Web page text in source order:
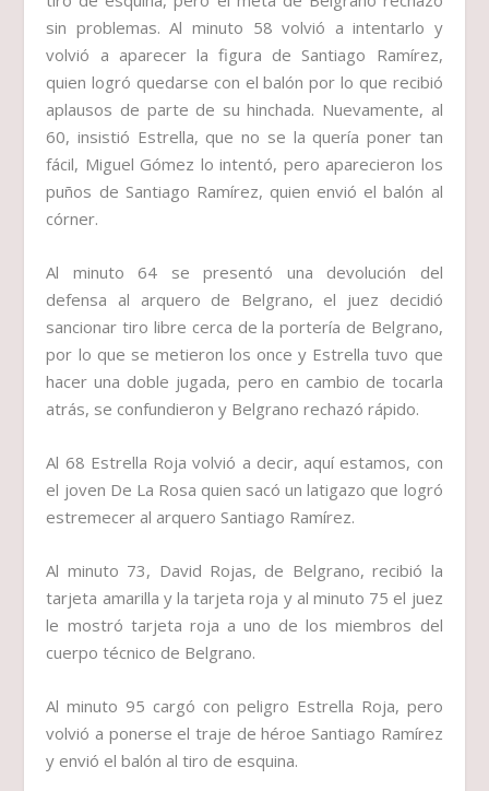
sin problemas. Al minuto 58 volvió a intentarlo y
volvió a aparecer la figura de Santiago Ramírez,
quien logró quedarse con el balón por lo que recibió
aplausos de parte de su hinchada. Nuevamente, al
60, insistió Estrella, que no se la quería poner tan
fácil, Miguel Gómez lo intentó, pero aparecieron los
puños de Santiago Ramírez, quien envió el balón al
córner.
Al minuto 64 se presentó una devolución del
defensa al arquero de Belgrano, el juez decidió
sancionar tiro libre cerca de la portería de Belgrano,
por lo que se metieron los once y Estrella tuvo que
hacer una doble jugada, pero en cambio de tocarla
atrás, se confundieron y Belgrano rechazó rápido.
Al 68 Estrella Roja volvió a decir, aquí estamos, con
el joven De La Rosa quien sacó un latigazo que logró
estremecer al arquero Santiago Ramírez.
Al minuto 73, David Rojas, de Belgrano, recibió la
tarjeta amarilla y la tarjeta roja y al minuto 75 el juez
le mostró tarjeta roja a uno de los miembros del
cuerpo técnico de Belgrano.
Al minuto 95 cargó con peligro Estrella Roja, pero
volvió a ponerse el traje de héroe Santiago Ramírez
y envió el balón al tiro de esquina.